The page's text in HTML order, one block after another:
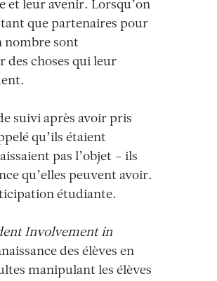
et leur avenir. Lorsqu’on
tant que partenaires pour
nombre sont
des choses qui leur
suivi après avoir pris
qu’ils étaient
pas l’objet – ils
qu’elles peuvent avoir.
étudiante.
Involvement in
des élèves en
manipulant les élèves